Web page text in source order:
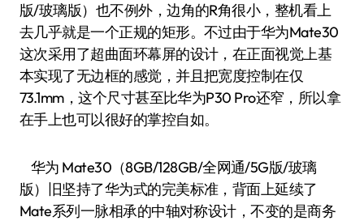
版/玻璃版）也不例外，边角的R角很小，整机看上
去几乎就是一个正规的矩形。不过由于华为Mate30
这次采用了超曲面环幕屏的设计，在正面视觉上基
本实现了无边框的感觉，并且把宽度控制在仅
73.1mm，这个尺寸甚至比华为P30 Pro还窄，所以拿
在手上也可以很好的掌控自如。
华为 Mate30（8GB/128GB/全网通/5G版/玻璃
版）旧坚持了华为式的完美标准，背面上延续了
Mate系列一脉相承的中轴对称设计，不变的是商务